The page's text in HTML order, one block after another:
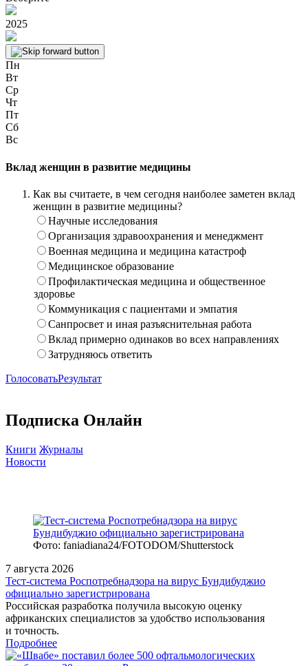
2025
Пн
Вт
Ср
Чт
Пт
Сб
Вс
Вклад женщин в развитие медицины
Как вы считаете, в чем сегодня наиболее заметен вклад
женщин в развитие медицины?
Научные исследования
Организация здравоохранения и менеджмент
Военная медицина и медицина катастроф
Медицинское образование
Профилактическая медицина и общественное
здоровье
Коммуникация с пациентами и эмпатия
Санпросвет и иная разъяснительная работа
Вклад примерно одинаков во всех направлениях
Затрудняюсь ответить
ГолосоватьРезультат
Подписка Онлайн
Книги Журналы
Новости
Фото: faniadiana24/FOTODOM/Shutterstock
7 августа 2026
Тест‑система Роспотребнадзора на вирус Бундибуджио
официально зарегистрирована
Российская разработка получила высокую оценку
африканских специалистов за удобство использования
и точность.
Подробнее